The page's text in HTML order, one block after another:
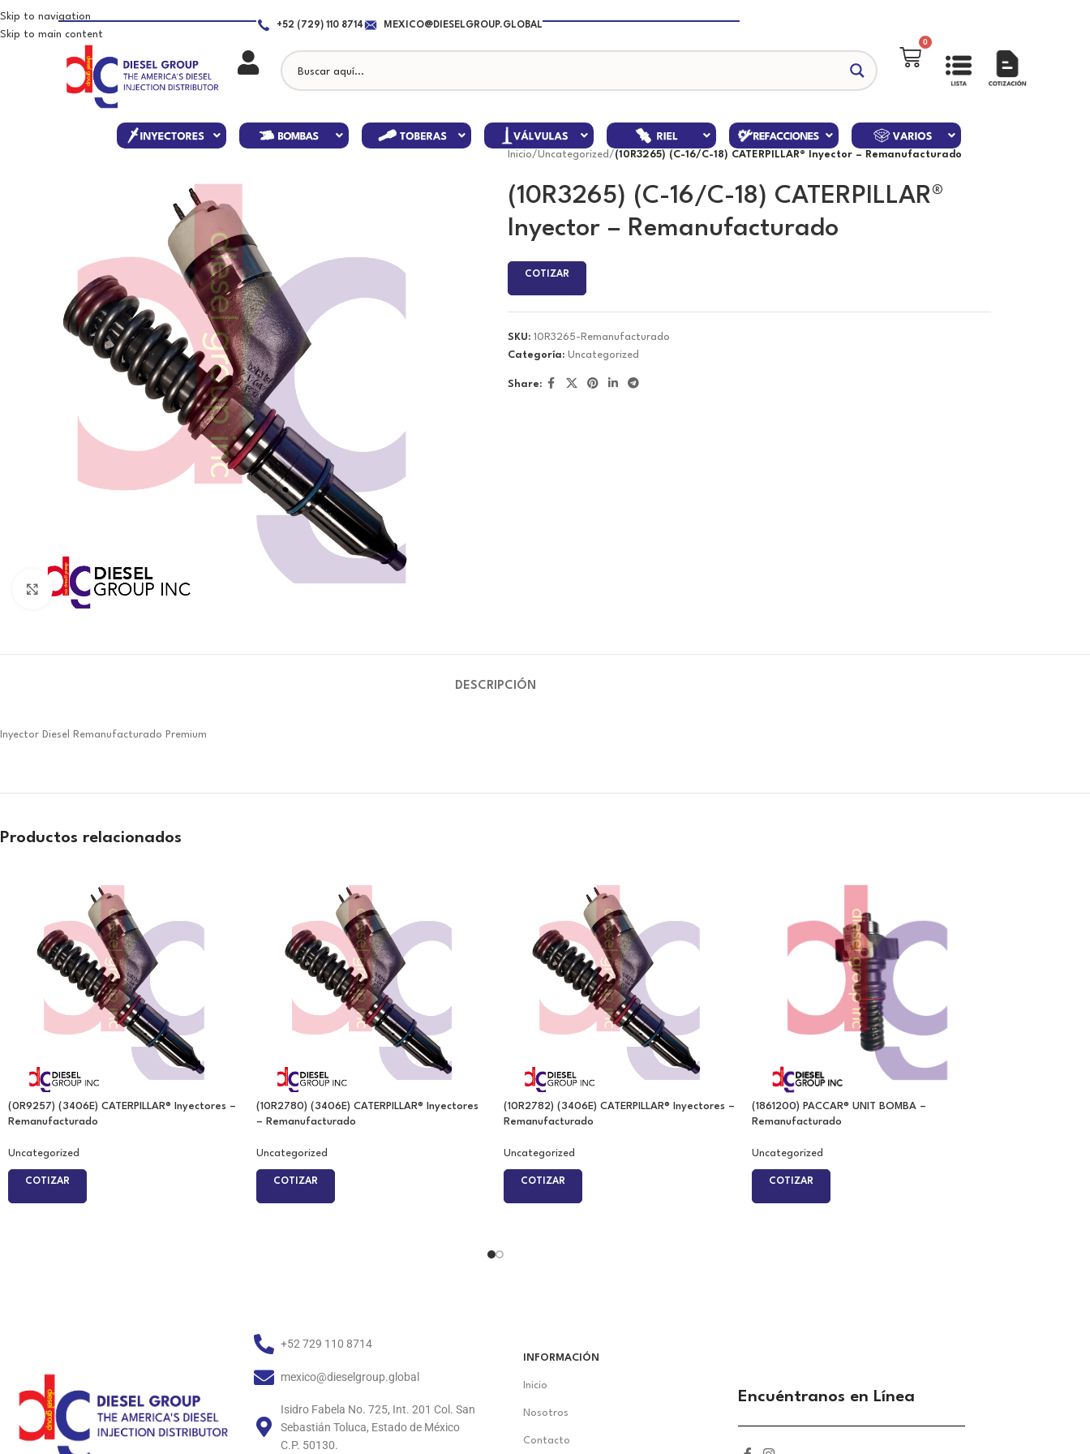
Skip to navigation
Skip to main content
+52 (729) 110 8714 MEXICO@DIESELGROUP.GLOBAL
0
Click to enlarge
Inicio/Uncategorized / (10R3265) (C-16/C-18) CATERPILLAR® Inyector – Remanufacturado
(10R3265) (C-16/C-18) CATERPILLAR®
Inyector – Remanufacturado
COTIZAR
SKU: 10R3265-Remanufacturado
Categoría: Uncategorized
Share:
DESCRIPCIÓN
Inyector Diesel Remanufacturado Premium
Productos relacionados
(0R9257) (3406E) CATERPILLAR® Inyectores –
Remanufacturado
Uncategorized
COTIZAR
(10R2780) (3406E) CATERPILLAR® Inyectores
– Remanufacturado
Uncategorized
COTIZAR
(10R2782) (3406E) CATERPILLAR® Inyectores –
Remanufacturado
Uncategorized
COTIZAR
(1861200) PACCAR® UNIT BOMBA –
Remanufacturado
Uncategorized
COTIZAR
+52 729 110 8714
mexico@dieselgroup.global
Isidro Fabela No. 725, Int. 201 Col. San
Sebastián Toluca, Estado de México
C.P. 50130.
INFORMACIÓN
Inicio
Nosotros
Contacto
Encuéntranos en Línea